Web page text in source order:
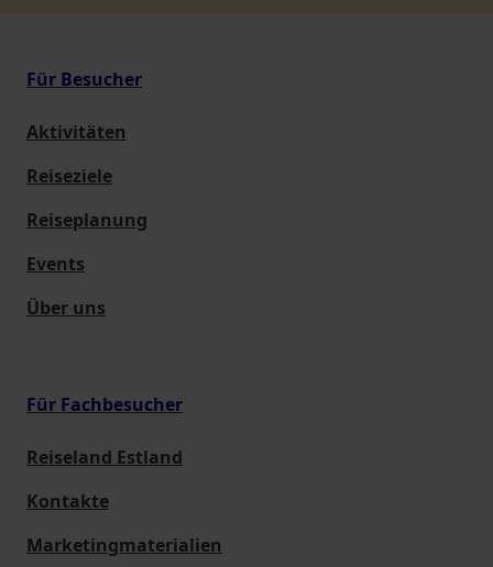
Für Besucher
Aktivitäten
Reiseziele
Reiseplanung
Events
Über uns
Für Fachbesucher
Reiseland Estland
Kontakte
Marketingmaterialien